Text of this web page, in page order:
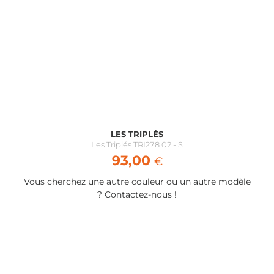
LES TRIPLÉS
Les Triplés TRI278 02 - S
93,00 €
Vous cherchez une autre couleur ou un autre modèle
? Contactez-nous !